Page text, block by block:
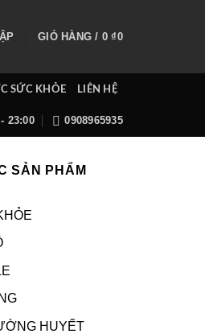
GIỎ HÀNG / 0₫0
SỨC KHỎE LIÊN HỆ
23:00 0908965935
SẢN PHẨM
HUYẾT